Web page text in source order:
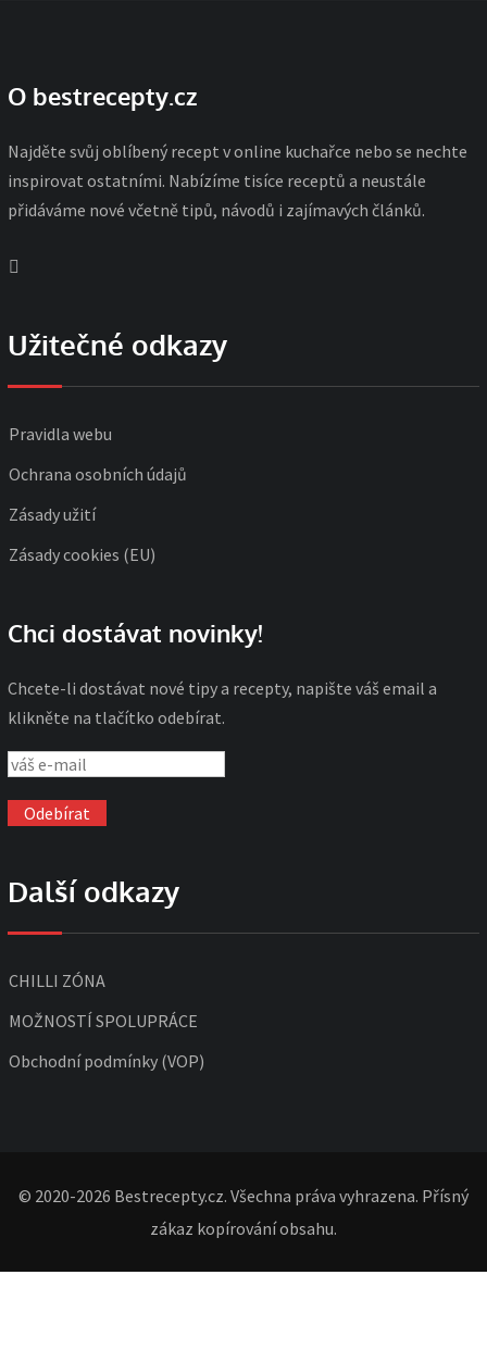
O bestrecepty.cz
Najděte svůj oblíbený recept v online kuchařce nebo se nechte
inspirovat ostatními. Nabízíme tisíce receptů a neustále
přidáváme nové včetně tipů, návodů i zajímavých článků.
Užitečné odkazy
Pravidla webu
Ochrana osobních údajů
Zásady užití
Zásady cookies (EU)
Chci dostávat novinky!
Chcete-li dostávat nové tipy a recepty, napište váš email a
klikněte na tlačítko odebírat.
Další odkazy
CHILLI ZÓNA
MOŽNOSTÍ SPOLUPRÁCE
Obchodní podmínky (VOP)
© 2020-2026 Bestrecepty.cz. Všechna práva vyhrazena. Přísný
zákaz kopírování obsahu.